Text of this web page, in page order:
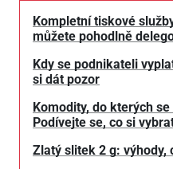
Kompletní tiskové
můžete pohodlně
Kdy se podnikateli
si dát pozor
Komodity, do kterých
Podívejte se, co si
Zlatý slitek 2 g: